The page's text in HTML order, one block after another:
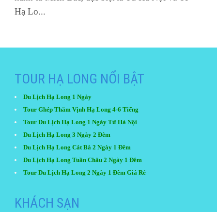
Hạ Lo...
TOUR HẠ LONG NỔI BẬT
Du Lịch Hạ Long 1 Ngày
Tour Ghép Thăm Vịnh Hạ Long 4-6 Tiếng
Tour Du Lịch Hạ Long 1 Ngày Từ Hà Nội
Du Lịch Hạ Long 3 Ngày 2 Đêm
Du Lịch Hạ Long Cát Bà 2 Ngày 1 Đêm
Du Lịch Hạ Long Tuần Châu 2 Ngày 1 Đêm
Tour Du Lịch Hạ Long 2 Ngày 1 Đêm Giá Rẻ
KHÁCH SẠN